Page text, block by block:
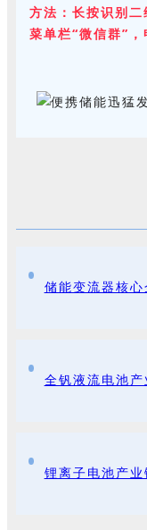
方法：长按识别
菜单栏“微信群”，
储能变流器核心
全钒液流电池产
锂离子电池产业